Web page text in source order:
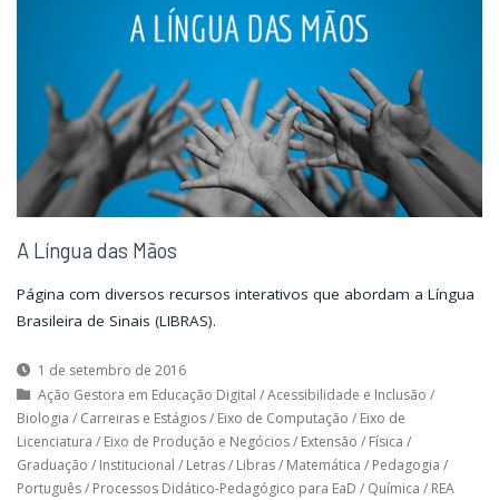
A Língua das Mãos
Página com diversos recursos interativos que abordam a Língua
Brasileira de Sinais (LIBRAS).
1 de setembro de 2016
Ação Gestora em Educação Digital /Acessibilidade e Inclusão /
Biologia / Carreiras e Estágios/ Eixo de Computação / Eixo de
Licenciatura / Eixo de Produção e Negócios/ Extensão / Física /
Graduação / Institucional / Letras/ Libras/ Matemática / Pedagogia /
Português/ Processos Didático-Pedagógico para EaD / Química / REA